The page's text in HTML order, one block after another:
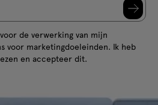
de verwerking van mijn
voor marketingdoeleinden. Ik heb
en accepteer dit.